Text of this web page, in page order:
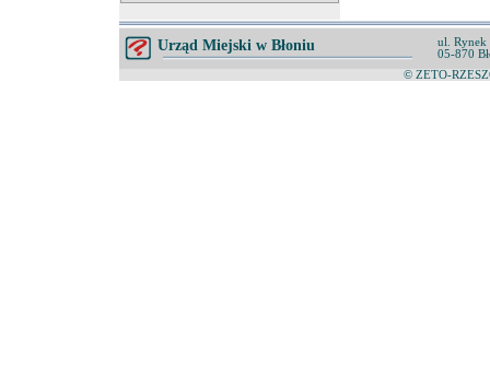
Urząd Miejski w Błoniu
ul. Rynek
05-870
© ZETO-